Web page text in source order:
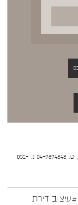
הילית קרש עיצוב ואדריכלות פנים, מושב הבונים, ט: 04-9894848 נ: 052-
#עיצוב דירת